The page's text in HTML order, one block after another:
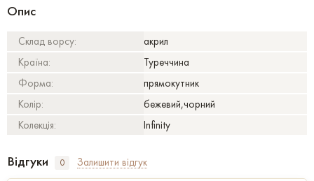
Опис
Склад ворсу:
акрил
Країна:
Туреччина
Форма:
прямокутник
Колір:
бежевий,чорний
Колекція:
Infinity
Відгуки 0 Залишити відгук